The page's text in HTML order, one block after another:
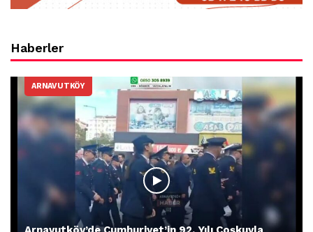
Haberler
ARNAVUTKÖY